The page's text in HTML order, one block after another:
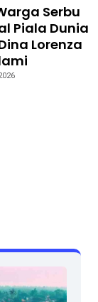
Serbu
Piala Dunia
Lorenza